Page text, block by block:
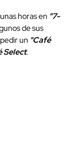
horas en "7-
de sus
un "Café
Select.